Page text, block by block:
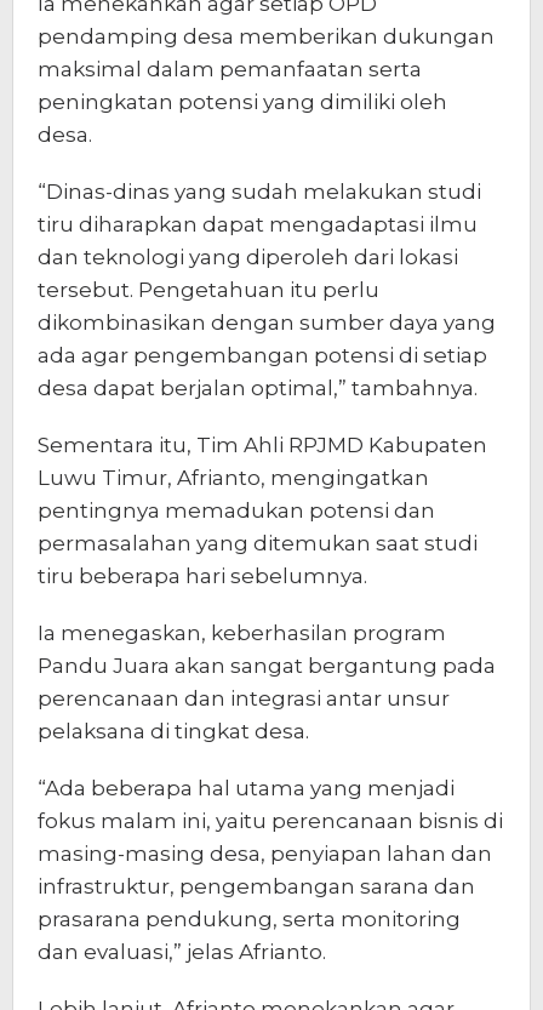
pendamping desa memberikan dukungan
maksimal dalam pemanfaatan serta
peningkatan potensi yang dimiliki oleh
desa.
“Dinas-dinas yang sudah melakukan studi
tiru diharapkan dapat mengadaptasi ilmu
dan teknologi yang diperoleh dari lokasi
tersebut. Pengetahuan itu perlu
dikombinasikan dengan sumber daya yang
ada agar pengembangan potensi di setiap
desa dapat berjalan optimal,” tambahnya.
Sementara itu, Tim Ahli RPJMD Kabupaten
Luwu Timur, Afrianto, mengingatkan
pentingnya memadukan potensi dan
permasalahan yang ditemukan saat studi
tiru beberapa hari sebelumnya.
Ia menegaskan, keberhasilan program
Pandu Juara akan sangat bergantung pada
perencanaan dan integrasi antar unsur
pelaksana di tingkat desa.
“Ada beberapa hal utama yang menjadi
fokus malam ini, yaitu perencanaan bisnis di
masing-masing desa, penyiapan lahan dan
infrastruktur, pengembangan sarana dan
prasarana pendukung, serta monitoring
dan evaluasi,” jelas Afrianto.